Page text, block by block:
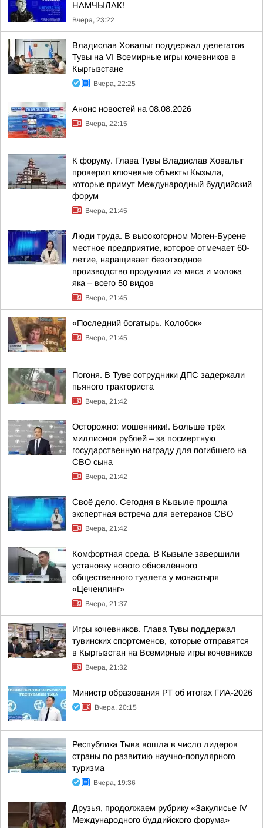
НАМЧЫЛАК!
Вчера, 23:22
Владислав Ховалыг поддержал делегатов
Тувы на VI Всемирные игры кочевников в
Кыргызстане
Вчера, 22:25
Анонс новостей на 08.08.2026
Вчера, 22:15
К форуму. Глава Тувы Владислав Ховалыг
проверил ключевые объекты Кызыла,
которые примут Международный буддийский
форум
Вчера, 21:45
Люди труда. В высокогорном Моген-Бурене
местное предприятие, которое отмечает 60-
летие, наращивает безотходное
производство продукции из мяса и молока
яка – всего 50 видов
Вчера, 21:45
«Последний богатырь. Колобок»
Вчера, 21:45
Погоня. В Туве сотрудники ДПС задержали
пьяного тракториста
Вчера, 21:42
Осторожно: мошенники!. Больше трёх
миллионов рублей – за посмертную
государственную награду для погибшего на
СВО сына
Вчера, 21:42
Своё дело. Сегодня в Кызыле прошла
экспертная встреча для ветеранов СВО
Вчера, 21:42
Комфортная среда. В Кызыле завершили
установку нового обновлённого
общественного туалета у монастыря
«Цеченлинг»
Вчера, 21:37
Игры кочевников. Глава Тувы поддержал
тувинских спортсменов, которые отправятся
в Кыргызстан на Всемирные игры кочевников
Вчера, 21:32
Министр образования РТ об итогах ГИА-2026
Вчера, 20:15
Республика Тыва вошла в число лидеров
страны по развитию научно-популярного
туризма
Вчера, 19:36
Друзья, продолжаем рубрику «Закулисье IV
Международного буддийского форума»